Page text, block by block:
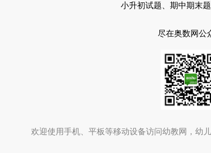
小升初试题、期中期末
尽在奥数网公
欢迎使用手机、平板等移动设备访问幼教网，幼